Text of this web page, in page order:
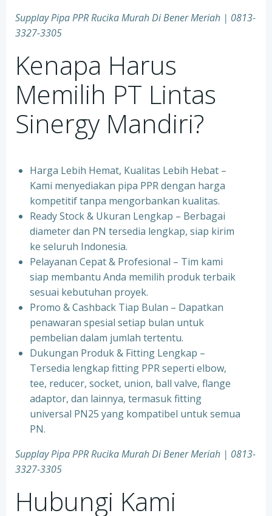
Supplay Pipa PPR Rucika Murah Di Bener Meriah | 0813-
3327-3305
Kenapa Harus
Memilih PT Lintas
Sinergy Mandiri?
Harga Lebih Hemat, Kualitas Lebih Hebat –
Kami menyediakan pipa PPR dengan harga
kompetitif tanpa mengorbankan kualitas.
⁠Ready Stock & Ukuran Lengkap – Berbagai
diameter dan PN tersedia lengkap, siap kirim
ke seluruh Indonesia.
⁠Pelayanan Cepat & Profesional – Tim kami
siap membantu Anda memilih produk terbaik
sesuai kebutuhan proyek.
⁠Promo & Cashback Tiap Bulan – Dapatkan
penawaran spesial setiap bulan untuk
pembelian dalam jumlah tertentu.
⁠Dukungan Produk & Fitting Lengkap –
Tersedia lengkap fitting PPR seperti elbow,
tee, reducer, socket, union, ball valve, flange
adaptor, dan lainnya, termasuk fitting
universal PN25 yang kompatibel untuk semua
PN.
Supplay Pipa PPR Rucika Murah Di Bener Meriah | 0813-
3327-3305
Hubungi Kami